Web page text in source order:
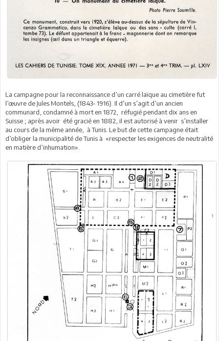
La campagne pour la reconnaissance d’un carré laïque au cimetière fut
l’œuvre de Jules Montels, (1843- 1916). Il d’un s’agit d’un ancien
communard, condamné à mort en 1872, réfugié pendant dix ans en
Suisse ; après avoir été gracié en 1882, il est autorisé à venir s’installer
au cours de la même année, à Tunis. Le but de cette campagne était
d’obliger la municipalité de Tunis à «respecter les exigences de neutralité
en matière d’inhumation».